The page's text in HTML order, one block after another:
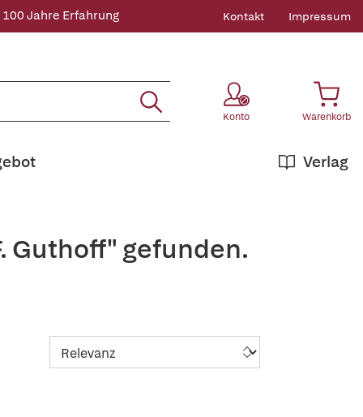
100 Jahre Erfahrung Kontakt Impressum
Konto Warenkorb
Verlag
Guthoff" gefunden.